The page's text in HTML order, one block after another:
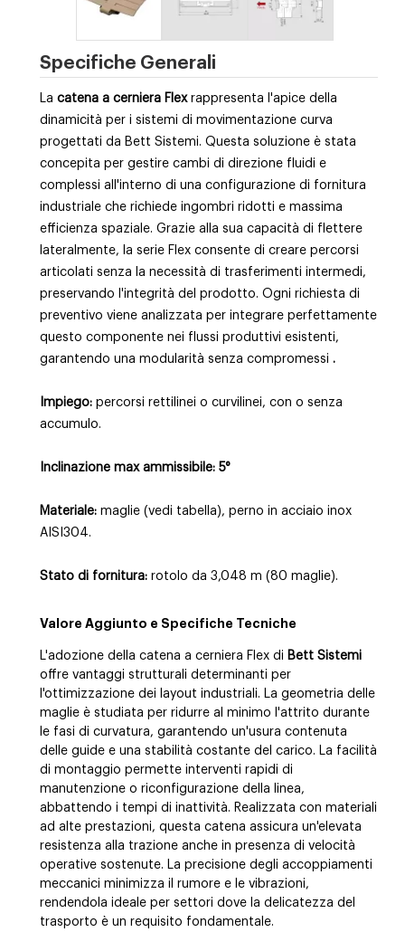
Specifiche Generali
La catena a cerniera Flexrappresenta l'apice della
dinamicità per i sistemi di movimentazione curva
progettati da Bett Sistemi. Questa soluzione è stata
concepita per gestire cambi di direzione fluidi e
complessi all'interno di una configurazione di fornitura
industriale che richiede ingombri ridotti e massima
efficienza spaziale. Grazie alla sua capacità di flettere
lateralmente, la serie Flex consente di creare percorsi
articolati senza la necessità di trasferimenti intermedi,
preservando l'integrità del prodotto. Ogni richiesta di
preventivo viene analizzata per integrare perfettamente
questo componente nei flussi produttivi esistenti,
garantendo una modularità senza compromessi .
Impiego: percorsi rettilinei o curvilinei, con o senza
accumulo.
Inclinazione max ammissibile: 5°
Materiale: maglie (vedi tabella), perno in acciaio inox
AISI304.
Stato di fornitura: rotolo da 3,048 m (80 maglie).
Valore Aggiunto e Specifiche Tecniche
L'adozione della catena a cerniera Flex di Bett Sistemi
offre vantaggi strutturali determinanti per
l'ottimizzazione dei layout industriali. La geometria delle
maglie è studiata per ridurre al minimo l'attrito durante
le fasi di curvatura, garantendo un'usura contenuta
delle guide e una stabilità costante del carico. La facilità
di montaggio permette interventi rapidi di
manutenzione o riconfigurazione della linea,
abbattendo i tempi di inattività. Realizzata con materiali
ad alte prestazioni, questa catena assicura un'elevata
resistenza alla trazione anche in presenza di velocità
operative sostenute. La precisione degli accoppiamenti
meccanici minimizza il rumore e le vibrazioni,
rendendola ideale per settori dove la delicatezza del
trasporto è un requisito fondamentale.